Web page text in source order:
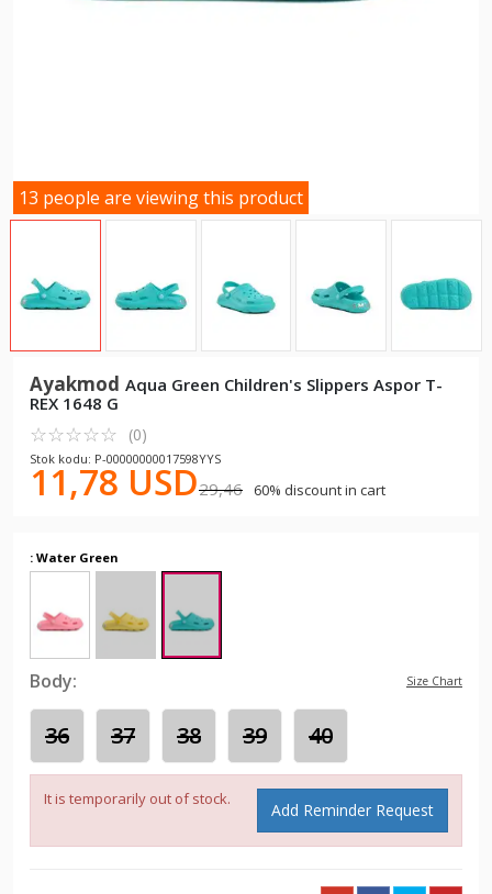
13 people are viewing this product
Ayakmod Aqua Green Children's Slippers Aspor T-
REX 1648 G
☆☆☆☆☆
★★★★★ (0)
Stok kodu: P-00000000017598YYS
11,78 USD29,46 60% discount in cart
: Water Green
Body: Size Chart
36 37 38 39 40
It is temporarily out of stock.
Add Reminder Request